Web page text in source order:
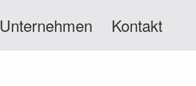
Unternehmen Kontakt